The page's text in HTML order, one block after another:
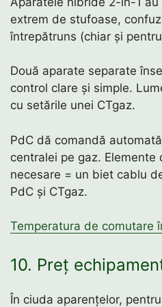
extrem de stufoase,
întrepătruns (chiar și
Două aparate separate
control clare și simple.
cu setările unei CTgaz.
PdC dă comandă
centralei pe gaz. Elemente
necesare = un biet cablu
PdC și CTgaz.
Temperatura de comutare
10. Preț
În ciuda aparențelor,